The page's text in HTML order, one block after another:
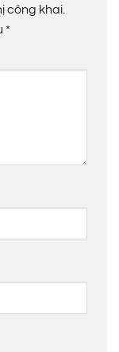
công khai.
*